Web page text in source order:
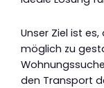
Unser Ziel ist
möglich zu
den Transport